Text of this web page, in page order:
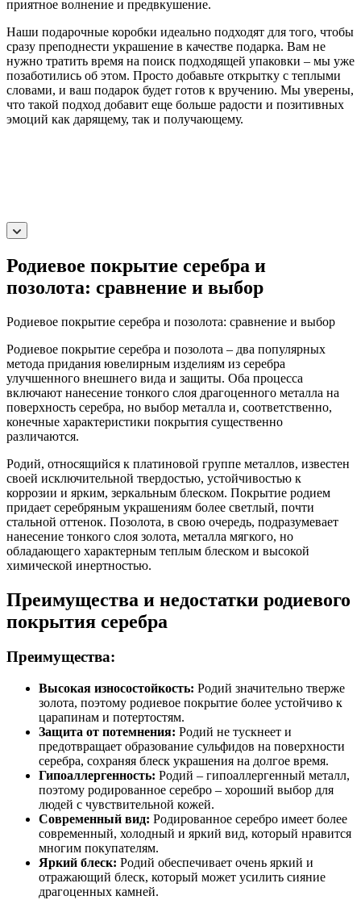
приятное волнение и предвкушение.
Наши подарочные коробки идеально подходят для того, чтобы
сразу преподнести украшение в качестве подарка. Вам не
нужно тратить время на поиск подходящей упаковки – мы уже
позаботились об этом. Просто добавьте открытку с теплыми
словами, и ваш подарок будет готов к вручению. Мы уверены,
что такой подход добавит еще больше радости и позитивных
эмоций как дарящему, так и получающему.
Родиевое покрытие серебра и
позолота: сравнение и выбор
Родиевое покрытие серебра и позолота: сравнение и выбор
Родиевое покрытие серебра и позолота – два популярных
метода придания ювелирным изделиям из серебра
улучшенного внешнего вида и защиты. Оба процесса
включают нанесение тонкого слоя драгоценного металла на
поверхность серебра, но выбор металла и, соответственно,
конечные характеристики покрытия существенно
различаются.
Родий, относящийся к платиновой группе металлов, известен
своей исключительной твердостью, устойчивостью к
коррозии и ярким, зеркальным блеском. Покрытие родием
придает серебряным украшениям более светлый, почти
стальной оттенок. Позолота, в свою очередь, подразумевает
нанесение тонкого слоя золота, металла мягкого, но
обладающего характерным теплым блеском и высокой
химической инертностью.
Преимущества и недостатки родиевого
покрытия серебра
Преимущества:
Высокая износостойкость: Родий значительно тверже
золота, поэтому родиевое покрытие более устойчиво к
царапинам и потертостям.
Защита от потемнения: Родий не тускнеет и
предотвращает образование сульфидов на поверхности
серебра, сохраняя блеск украшения на долгое время.
Гипоаллергенность: Родий – гипоаллергенный металл,
поэтому родированное серебро – хороший выбор для
людей с чувствительной кожей.
Современный вид: Родированное серебро имеет более
современный, холодный и яркий вид, который нравится
многим покупателям.
Яркий блеск: Родий обеспечивает очень яркий и
отражающий блеск, который может усилить сияние
драгоценных камней.